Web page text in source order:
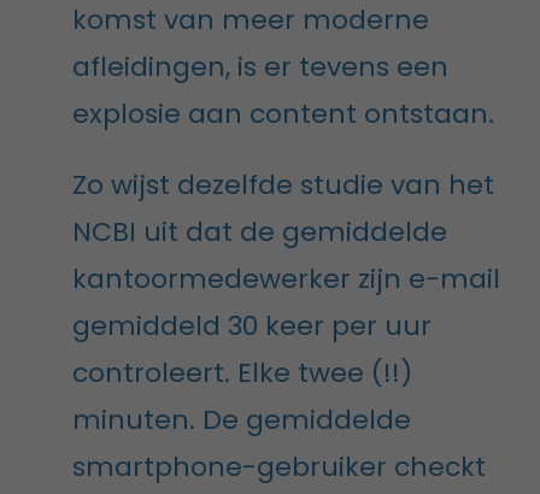
komst van meer moderne
afleidingen, is er tevens een
explosie aan content ontstaan.
Zo wijst dezelfde studie van het
NCBI uit dat de gemiddelde
kantoormedewerker zijn e-mail
gemiddeld 30 keer per uur
controleert. Elke twee (!!)
minuten. De gemiddelde
smartphone-gebruiker checkt